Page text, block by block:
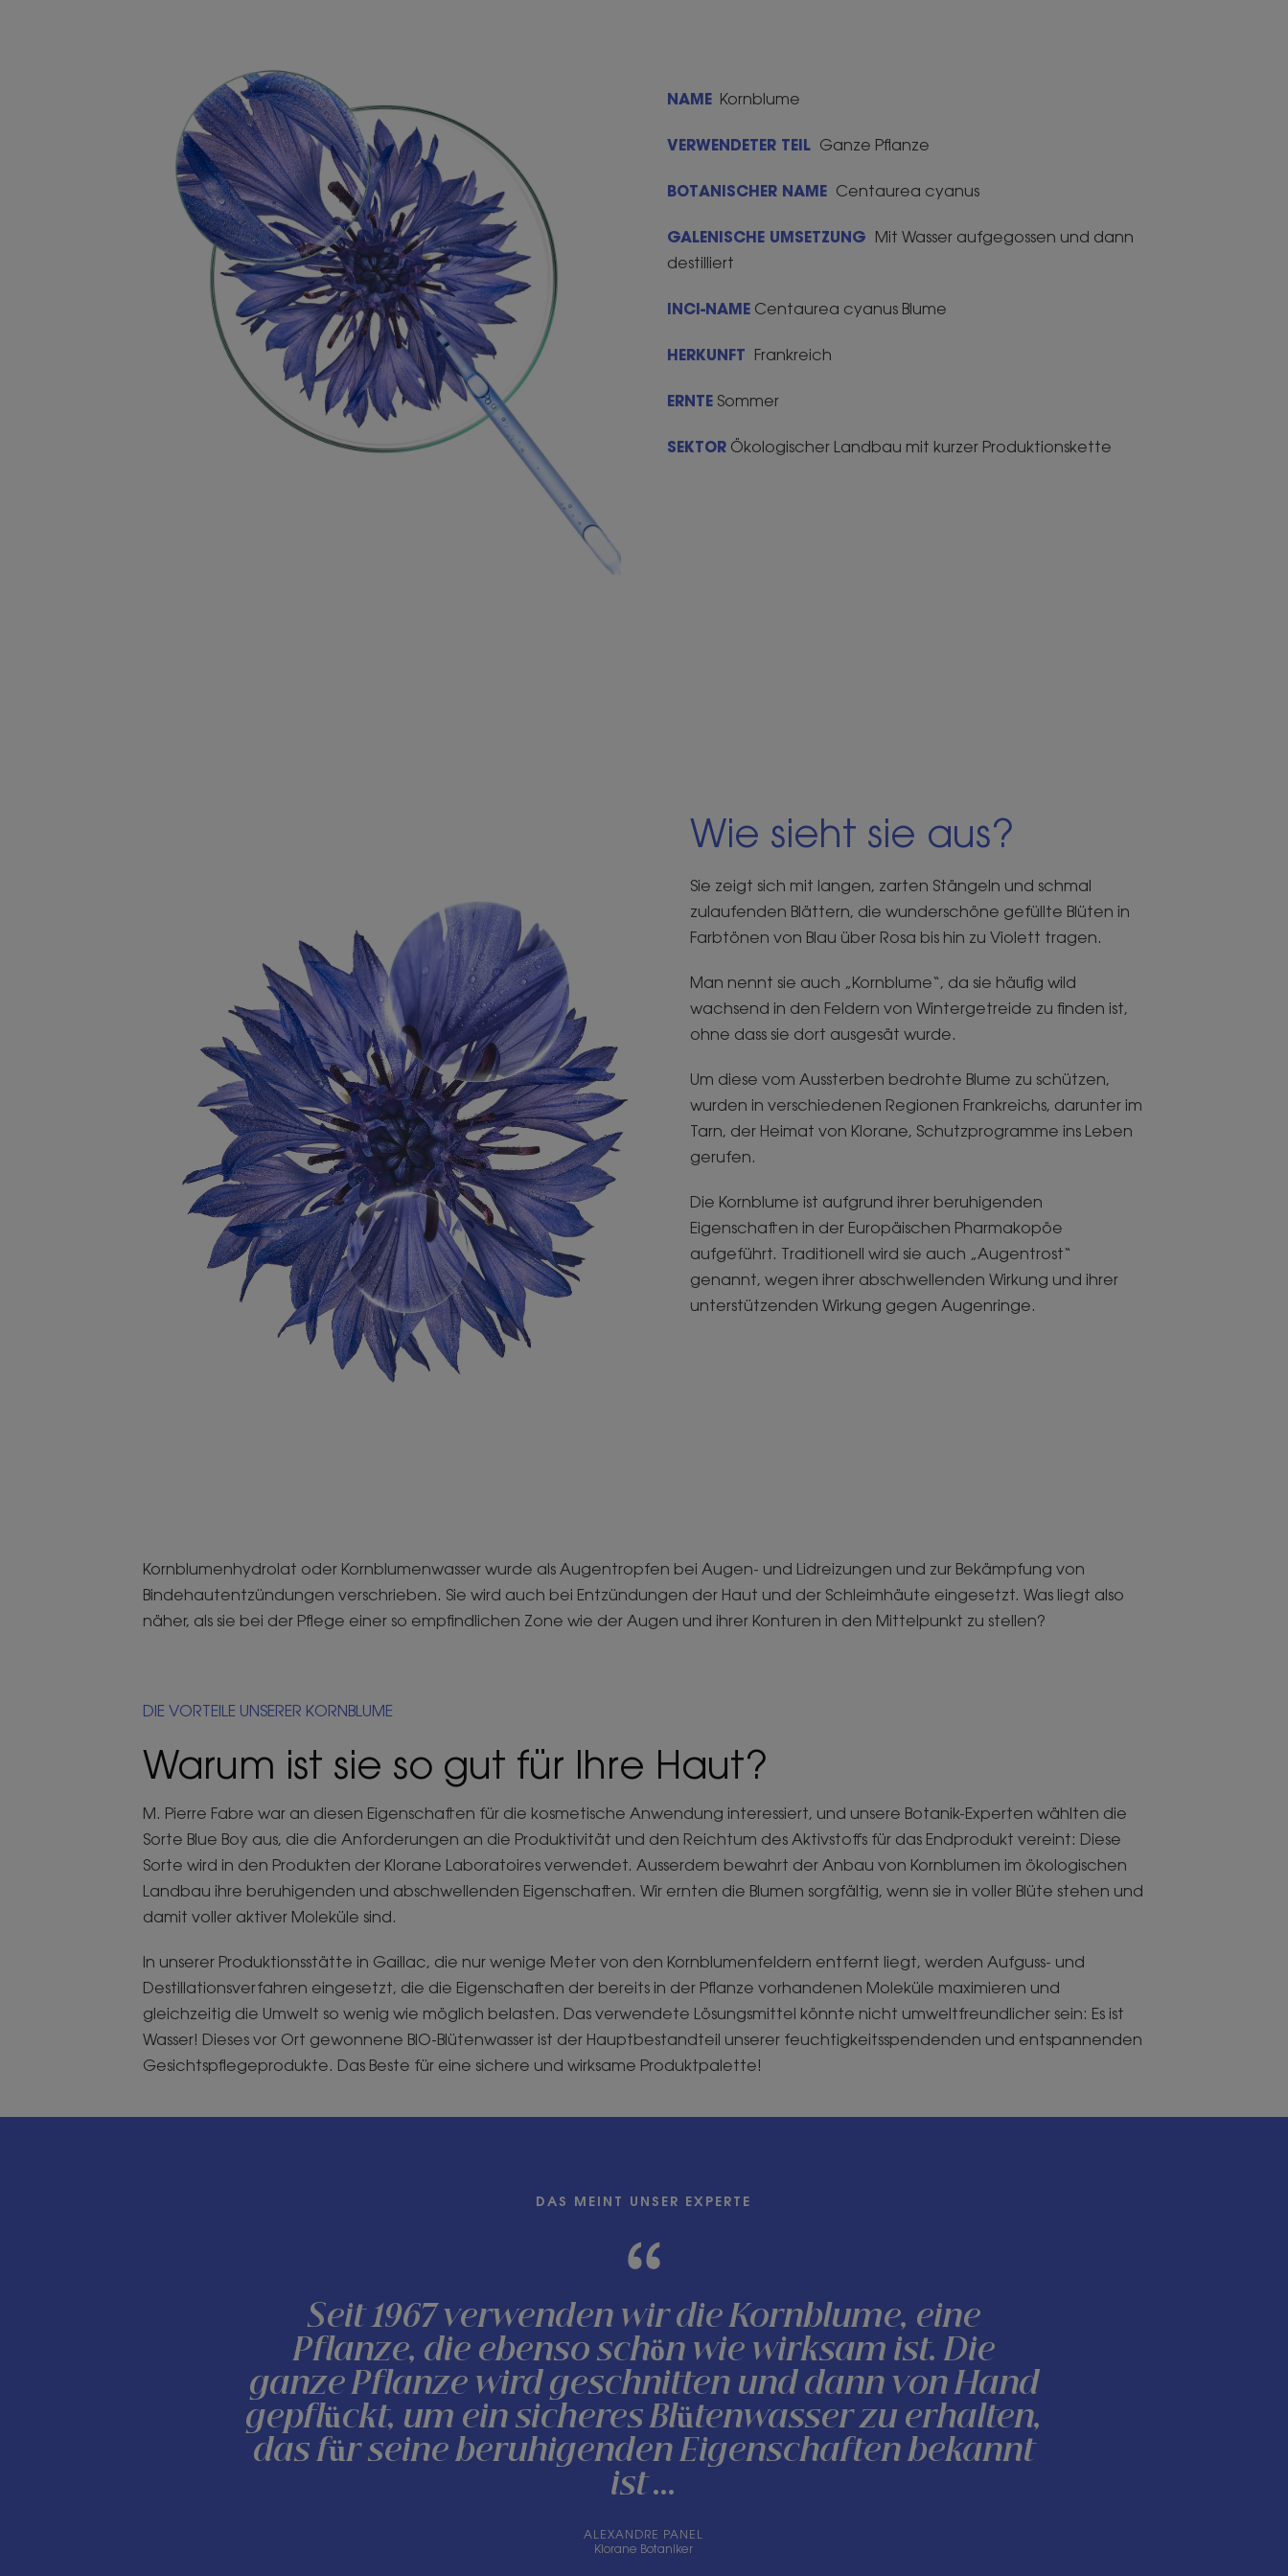
NAME Kornblume
VERWENDETER TEIL Ganze Pflanze
BOTANISCHER NAME Centaurea cyanus
GALENISCHE UMSETZUNG Mit Wasser aufgegossen und dann
destilliert
INCI-NAME Centaurea cyanus Blume
HERKUNFT Frankreich
ERNTE Sommer
SEKTOR Ökologischer Landbau mit kurzer Produktionskette
Wie sieht sie aus?
Sie zeigt sich mit langen, zarten Stängeln und schmal
zulaufenden Blättern, die wunderschöne gefüllte Blüten in
Farbtönen von Blau über Rosa bis hin zu Violett tragen.
Man nennt sie auch „Kornblume“, da sie häufig wild
wachsend in den Feldern von Wintergetreide zu finden ist,
ohne dass sie dort ausgesät wurde.
Um diese vom Aussterben bedrohte Blume zu schützen,
wurden in verschiedenen Regionen Frankreichs, darunter im
Tarn, der Heimat von Klorane, Schutzprogramme ins Leben
gerufen.
Die Kornblume ist aufgrund ihrer beruhigenden
Eigenschaften in der Europäischen Pharmakopöe
aufgeführt. Traditionell wird sie auch „Augentrost“
genannt, wegen ihrer abschwellenden Wirkung und ihrer
unterstützenden Wirkung gegen Augenringe.
Kornblumenhydrolat oder Kornblumenwasser wurde als Augentropfen bei Augen- und Lidreizungen und zur Bekämpfung von
Bindehautentzündungen verschrieben. Sie wird auch bei Entzündungen der Haut und der Schleimhäute eingesetzt. Was liegt also
näher, als sie bei der Pflege einer so empfindlichen Zone wie der Augen und ihrer Konturen in den Mittelpunkt zu stellen?
DIE VORTEILE UNSERER KORNBLUME
Warum ist sie so gut für Ihre Haut?
M. Pierre Fabre war an diesen Eigenschaften für die kosmetische Anwendung interessiert, und unsere Botanik-Experten wählten die
Sorte Blue Boy aus, die die Anforderungen an die Produktivität und den Reichtum des Aktivstoffs für das Endprodukt vereint: Diese
Sorte wird in den Produkten der Klorane Laboratoires verwendet. Ausserdem bewahrt der Anbau von Kornblumen im ökologischen
Landbau ihre beruhigenden und abschwellenden Eigenschaften. Wir ernten die Blumen sorgfältig, wenn sie in voller Blüte stehen und
damit voller aktiver Moleküle sind.
In unserer Produktionsstätte in Gaillac, die nur wenige Meter von den Kornblumenfeldern entfernt liegt, werden Aufguss- und
Destillationsverfahren eingesetzt, die die Eigenschaften der bereits in der Pflanze vorhandenen Moleküle maximieren und
gleichzeitig die Umwelt so wenig wie möglich belasten. Das verwendete Lösungsmittel könnte nicht umweltfreundlicher sein: Es ist
Wasser! Dieses vor Ort gewonnene BIO-Blütenwasser ist der Hauptbestandteil unserer feuchtigkeitsspendenden und entspannenden
Gesichtspflegeprodukte. Das Beste für eine sichere und wirksame Produktpalette!
DAS MEINT UNSER EXPERTE
Seit 1967 verwenden wir die Kornblume, eine
Pflanze, die ebenso schön wie wirksam ist. Die
ganze Pflanze wird geschnitten und dann von Hand
gepflückt, um ein sicheres Blütenwasser zu erhalten,
das für seine beruhigenden Eigenschaften bekannt
ist ...
ALEXANDRE PANEL
Klorane Botaniker